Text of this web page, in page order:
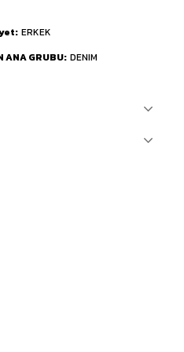
ERKEK
ANA GRUBU DENIM